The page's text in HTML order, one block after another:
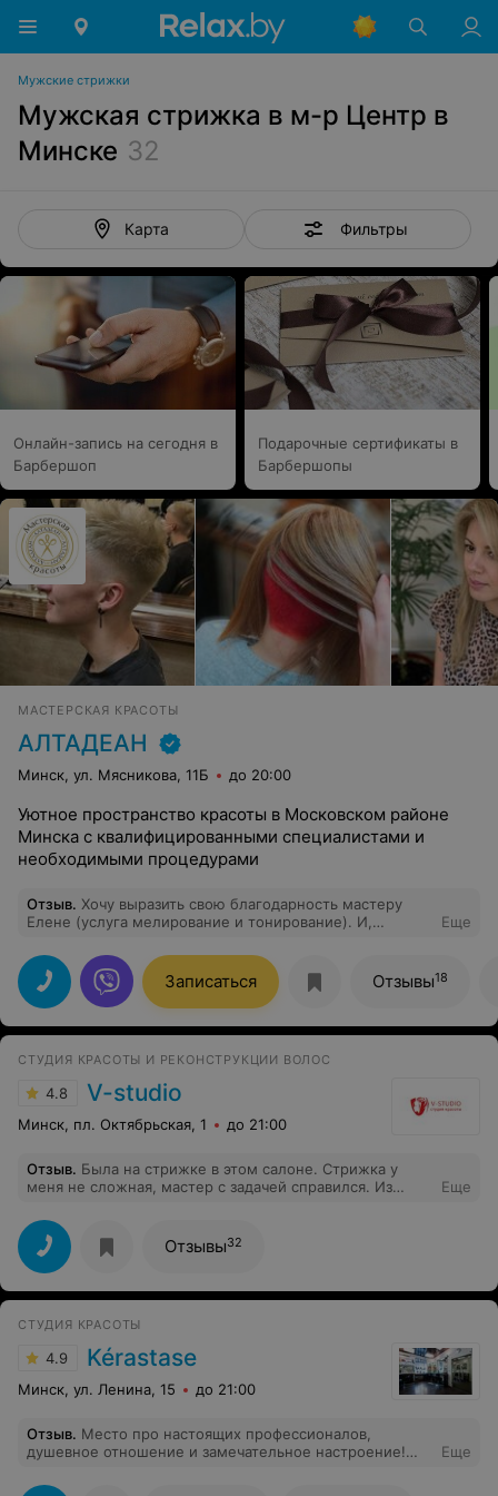
Мужские стрижки
Мужская стрижка в м-р Центр в
Минске 32
Карта Фильтры
Онлайн-запись на сегодня в
Барбершоп
Подарочные сертификаты в
Барбершопы
МАСТЕРСКАЯ КРАСОТЫ
АЛТАДЕАН
Минск, ул. Мясникова, 11Б до 20:00
Уютное пространство красоты в Московском районе
Минска с квалифицированными специалистами и
необходимыми процедурами
Отзыв. Хочу выразить свою благодарность мастеру
Елене (услуга мелирование и тонирование). И,
объективное разрешение спорного вопроса.
Рекомендую данный салон.
Еще
Записаться Отзывы18
СТУДИЯ КРАСОТЫ И РЕКОНСТРУКЦИИ ВОЛОС
4.8 V-studio
Минск, пл. Октябрьская, 1 до 21:00
Отзыв. Была на стрижке в этом салоне. Стрижка у
меня не сложная, мастер с задачей справился. Из
процедуры ухода за волосами. 2. На сайте указан
прайс, а также то, что если впервые то скидка 40%,
тем не менее ответили, что цена в прайсе уже со
скидкой. Разочарована.
Еще
Отзывы32
СТУДИЯ КРАСОТЫ
4.9 Kérastase
Минск, ул. Ленина, 15 до 21:00
Отзыв. Место про настоящих профессионалов,
душевное отношение и замечательное настроение!
своего отражения в зеркале, то вам к Елене
Еще